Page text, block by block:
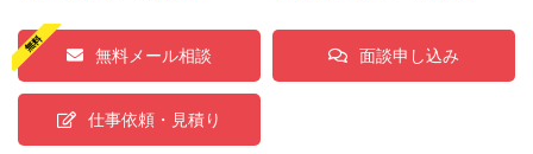
無料メール相談 面談申し込み
仕事依頼・見積り